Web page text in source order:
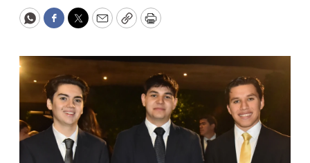
WhatsApp
Facebook
Twitter
EmailCopyPrint